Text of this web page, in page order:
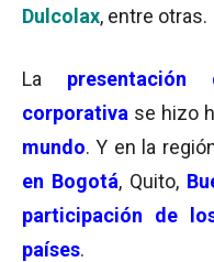
Dulcolax, entre otras.
La
corporativa se hizo
mundo. Y en la
en Bogotá, Quito,
participación de
países.